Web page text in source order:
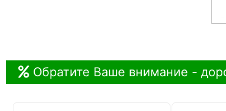
Обратите Ваше внимание -